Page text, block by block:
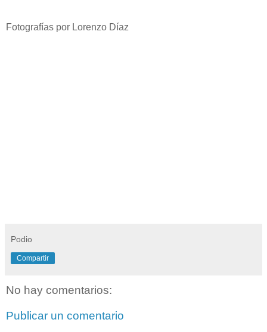
Fotografías por Lorenzo Díaz
Podio
Compartir
No hay comentarios:
Publicar un comentario